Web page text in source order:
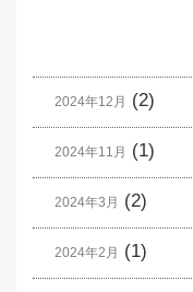
2024年12月 (2)
2024年11月 (1)
2024年3月 (2)
2024年2月 (1)